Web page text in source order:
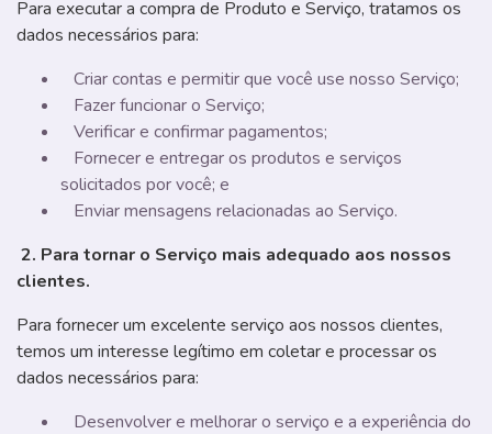
Para executar a compra de Produto e Serviço, tratamos os
dados necessários para:
Criar contas e permitir que você use nosso Serviço;
Fazer funcionar o Serviço;
Verificar e confirmar pagamentos;
Fornecer e entregar os produtos e serviços
solicitados por você; e
Enviar mensagens relacionadas ao Serviço.
2. Para tornar o Serviço mais adequado aos nossos
clientes.
Para fornecer um excelente serviço aos nossos clientes,
temos um interesse legítimo em coletar e processar os
dados necessários para:
Desenvolver e melhorar o serviço e a experiência do